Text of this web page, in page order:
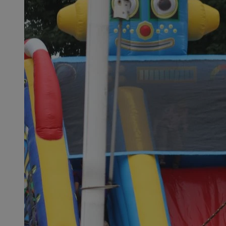
.simpli.fi
INGRESSCOOKIE
NGINX Inc.
bh.contextweb.com
euds